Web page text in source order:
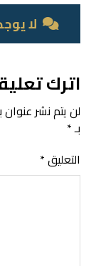
لا
اترك
لن يتم نشر عنوان
بـ*
التعليق*